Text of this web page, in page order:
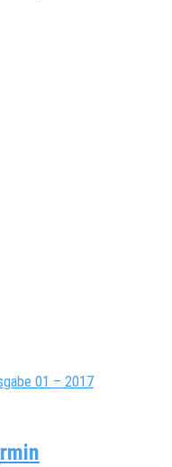
01 – 2017